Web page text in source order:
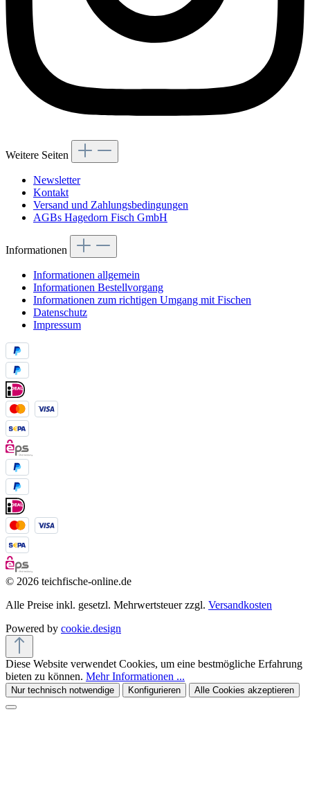
Weitere Seiten
Newsletter
Kontakt
Versand und Zahlungsbedingungen
AGBs Hagedorn Fisch GmbH
Informationen
Informationen allgemein
Informationen Bestellvorgang
Informationen zum richtigen Umgang mit Fischen
Datenschutz
Impressum
© 2026 teichfische-online.de
Alle Preise inkl. gesetzl. Mehrwertsteuer zzgl. Versandkosten
Powered by cookie.design
Diese Website verwendet Cookies, um eine bestmögliche Erfahrung
bieten zu können. Mehr Informationen ...
Nur technisch notwendige Konfigurieren Alle Cookies akzeptieren